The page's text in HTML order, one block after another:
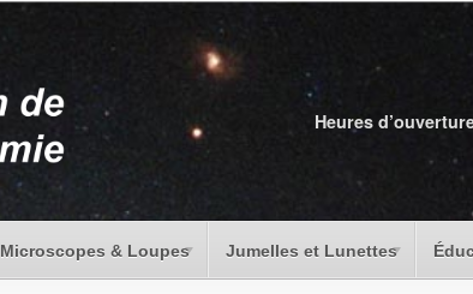
Heures
Microscopes & Loupes Jumelles et Lunettes